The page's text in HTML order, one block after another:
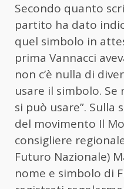
Secondo quanto
partito ha dato
quel simbolo in
prima Vannacci
non c’è nulla di
usare il simbolo. Se
si può usare”. Sulla
del movimento Il
consigliere
Futuro Nazionale)
nome e simbolo di